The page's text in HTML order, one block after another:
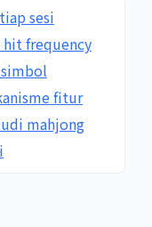
sesi
frequency
fitur
mahjong